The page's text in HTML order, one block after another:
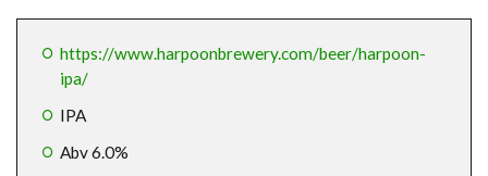
https://www.harpoonbrewery.com/beer/harpoon-
ipa/
IPA
Abv 6.0%